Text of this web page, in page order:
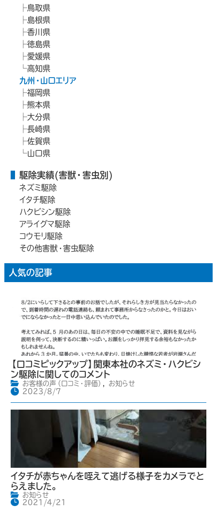
鳥取県
島根県
香川県
徳島県
愛媛県
高知県
九州・山口エリア
福岡県
熊本県
大分県
長崎県
佐賀県
山口県
駆除実績(害獣・害虫別)
ネズミ駆除
イタチ駆除
ハクビシン駆除
アライグマ駆除
コウモリ駆除
その他害獣・害虫駆除
人気の記事
【口コミピックアップ】関東本社のネズミ・ハクビシ
ン駆除に関してのコメント
お客様の声（口コミ・評価）
お知らせ
2023/8/7
イタチが赤ちゃんを咥えて逃げる様子をカメラでと
らえました。
お知らせ
2021/4/21